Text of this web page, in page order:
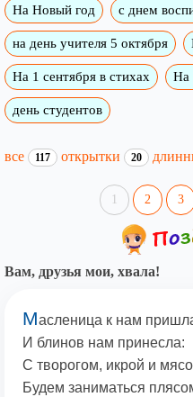
На Новый год с днем
на день учителя 5 октября
На 1 сентября в стихах На
день студентов
все 117 открытки 20
1 2 3
Вам, друзья мои, хвала!
Масленица к нам
И блинов нам принесла:
С творогом, икрой и
Будем заниматься